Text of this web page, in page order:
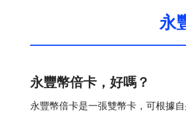
永
永豐幣倍卡，好嗎？
永豐幣倍卡是一張雙幣卡，可根據